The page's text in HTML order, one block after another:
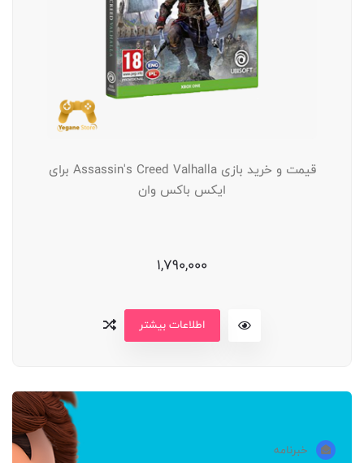
قیمت و خرید بازی Assassin's Creed Valhalla برای
ایکس باکس وان
1,790,000
اطلاعات بیشتر
خبرنامه